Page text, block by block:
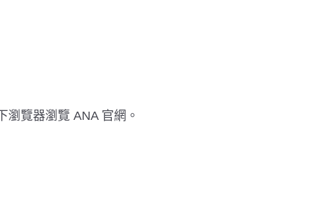
覽器瀏覽 ANA 官網。